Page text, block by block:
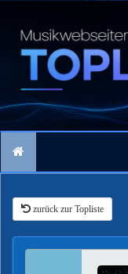
zurück zur Topliste